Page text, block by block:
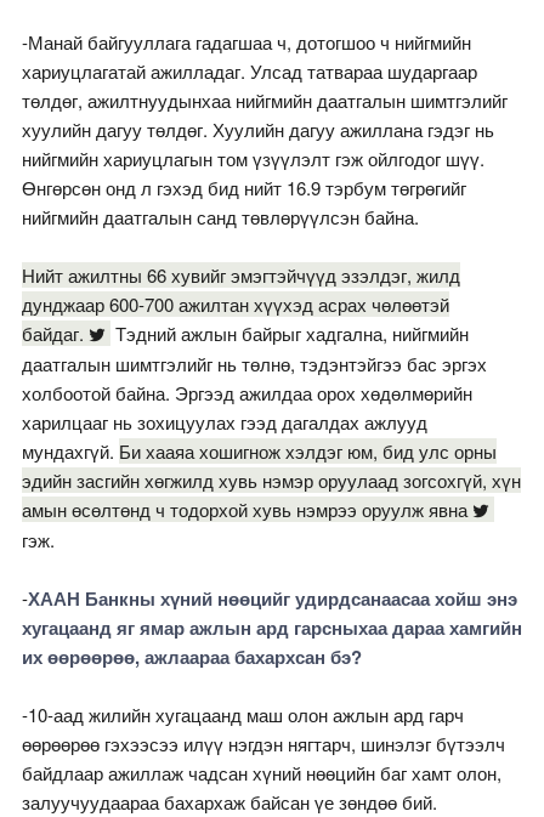
-Манай байгууллага гадагшаа ч, дотогшоо ч нийгмийн
хариуцлагатай ажилладаг. Улсад татвараа шударгаар
төлдөг, ажилтнуудынхаа нийгмийн даатгалын шимтгэлийг
хуулийн дагуу төлдөг. Хуулийн дагуу ажиллана гэдэг нь
нийгмийн хариуцлагын том үзүүлэлт гэж ойлгодог шүү.
Өнгөрсөн онд л гэхэд бид нийт 16.9 тэрбум төгрөгийг
нийгмийн даатгалын санд төвлөрүүлсэн байна.
Нийт ажилтны 66 хувийг эмэгтэйчүүд эзэлдэг, жилд
дунджаар 600-700 ажилтан хүүхэд асрах чөлөөтэй
байдаг.
Тэдний ажлын байрыг хадгална, нийгмийн
даатгалын шимтгэлийг нь төлнө, тэдэнтэйгээ бас эргэх
холбоотой байна. Эргээд ажилдаа орох хөдөлмөрийн
харилцааг нь зохицуулах гээд дагалдах ажлууд
мундахгүй. Би хааяа хошигнож хэлдэг юм, бид улс орны
эдийн засгийн хөгжилд хувь нэмэр оруулаад зогсохгүй, хүн
амын өсөлтөнд ч тодорхой хувь нэмрээ оруулж явна
гэж.
-ХААН Банкны хүний нөөцийг удирдсанаасаа хойш энэ
хугацаанд яг ямар ажлын ард гарсныхаа дараа хамгийн
их өөрөөрөө, ажлаараа бахархсан бэ?
-10-аад жилийн хугацаанд маш олон ажлын ард гарч
өөрөөрөө гэхээсээ илүү нэгдэн нягтарч, шинэлэг бүтээлч
байдлаар ажиллаж чадсан хүний нөөцийн баг хамт олон,
залуучуудаараа бахархаж байсан үе зөндөө бий.